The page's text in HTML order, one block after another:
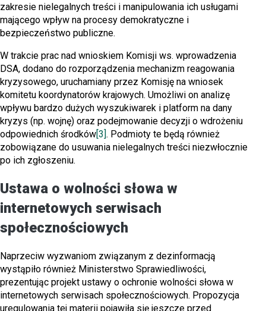
zakresie nielegalnych treści i manipulowania ich usługami
mającego wpływ na procesy demokratyczne i
bezpieczeństwo publiczne.
W trakcie prac nad wnioskiem Komisji ws. wprowadzenia
DSA, dodano do rozporządzenia mechanizm reagowania
kryzysowego, uruchamiany przez Komisję na wniosek
komitetu koordynatorów krajowych. Umożliwi on analizę
wpływu bardzo dużych wyszukiwarek i platform na dany
kryzys (np. wojnę) oraz podejmowanie decyzji o wdrożeniu
odpowiednich środków[3]. Podmioty te będą również
zobowiązane do usuwania nielegalnych treści niezwłocznie
po ich zgłoszeniu.
Ustawa o wolności słowa w
internetowych serwisach
społecznościowych
Naprzeciw wyzwaniom związanym z dezinformacją
wystąpiło również Ministerstwo Sprawiedliwości,
prezentując projekt ustawy o ochronie wolności słowa w
internetowych serwisach społecznościowych. Propozycja
uregulowania tej materii pojawiła się jeszcze przed